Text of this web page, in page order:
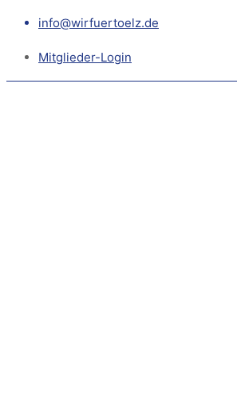
info@wirfuertoelz.de
Mitglieder-Login